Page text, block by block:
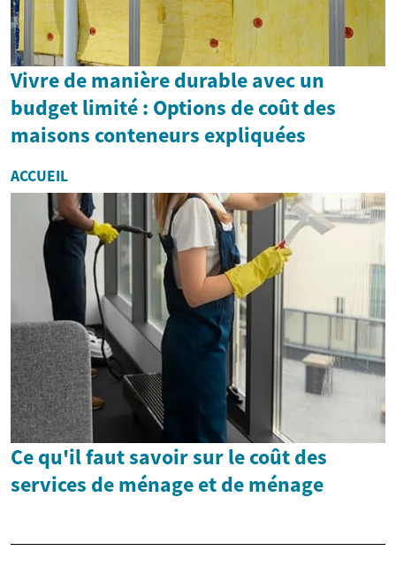
Vivre de manière durable avec un
budget limité : Options de coût des
maisons conteneurs expliquées
ACCUEIL
Ce qu'il faut savoir sur le coût des
services de ménage et de ménage